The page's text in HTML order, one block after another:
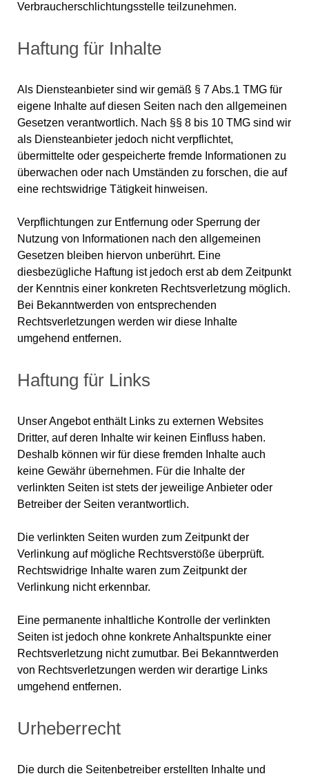
Verbraucherschlichtungsstelle teilzunehmen.
Haftung für Inhalte
Als Diensteanbieter sind wir gemäß § 7 Abs.1 TMG für
eigene Inhalte auf diesen Seiten nach den allgemeinen
Gesetzen verantwortlich. Nach §§ 8 bis 10 TMG sind wir
als Diensteanbieter jedoch nicht verpflichtet,
übermittelte oder gespeicherte fremde Informationen zu
überwachen oder nach Umständen zu forschen, die auf
eine rechtswidrige Tätigkeit hinweisen.
Verpflichtungen zur Entfernung oder Sperrung der
Nutzung von Informationen nach den allgemeinen
Gesetzen bleiben hiervon unberührt. Eine
diesbezügliche Haftung ist jedoch erst ab dem Zeitpunkt
der Kenntnis einer konkreten Rechtsverletzung möglich.
Bei Bekanntwerden von entsprechenden
Rechtsverletzungen werden wir diese Inhalte
umgehend entfernen.
Haftung für Links
Unser Angebot enthält Links zu externen Websites
Dritter, auf deren Inhalte wir keinen Einfluss haben.
Deshalb können wir für diese fremden Inhalte auch
keine Gewähr übernehmen. Für die Inhalte der
verlinkten Seiten ist stets der jeweilige Anbieter oder
Betreiber der Seiten verantwortlich.
Die verlinkten Seiten wurden zum Zeitpunkt der
Verlinkung auf mögliche Rechtsverstöße überprüft.
Rechtswidrige Inhalte waren zum Zeitpunkt der
Verlinkung nicht erkennbar.
Eine permanente inhaltliche Kontrolle der verlinkten
Seiten ist jedoch ohne konkrete Anhaltspunkte einer
Rechtsverletzung nicht zumutbar. Bei Bekanntwerden
von Rechtsverletzungen werden wir derartige Links
umgehend entfernen.
Urheberrecht
Die durch die Seitenbetreiber erstellten Inhalte und